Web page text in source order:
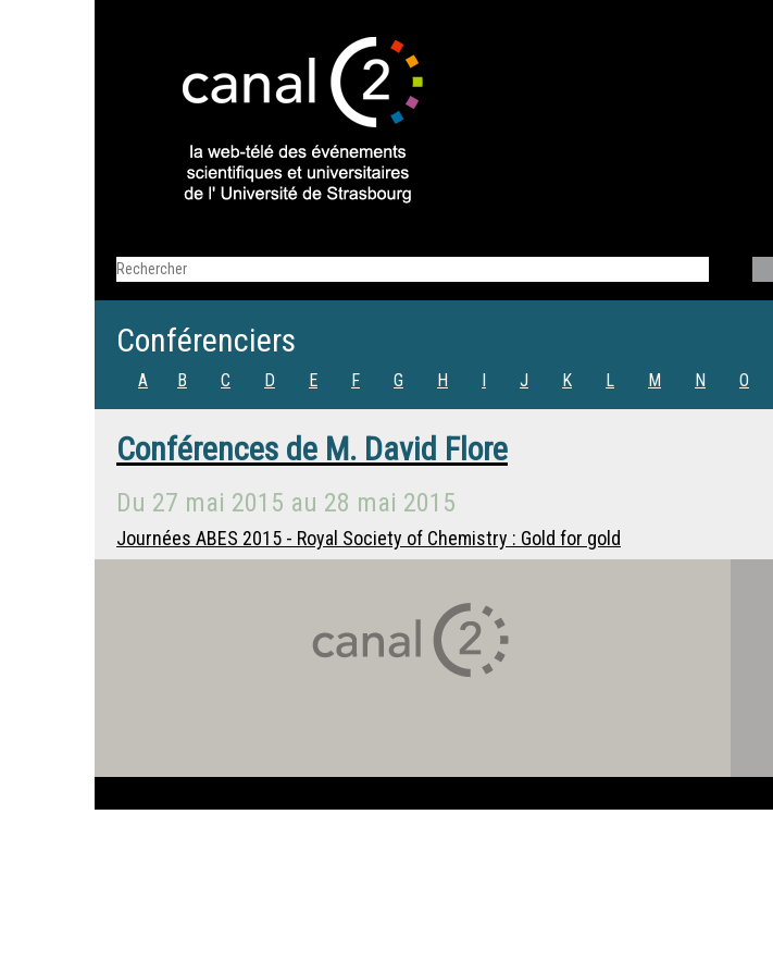
Conférenciers
A B C D E F G H I J K L M N O
Conférences de M. David Flore
Du 27 mai 2015 au 28 mai 2015
Journées ABES 2015 - Royal Society of Chemistry : Gold for gold